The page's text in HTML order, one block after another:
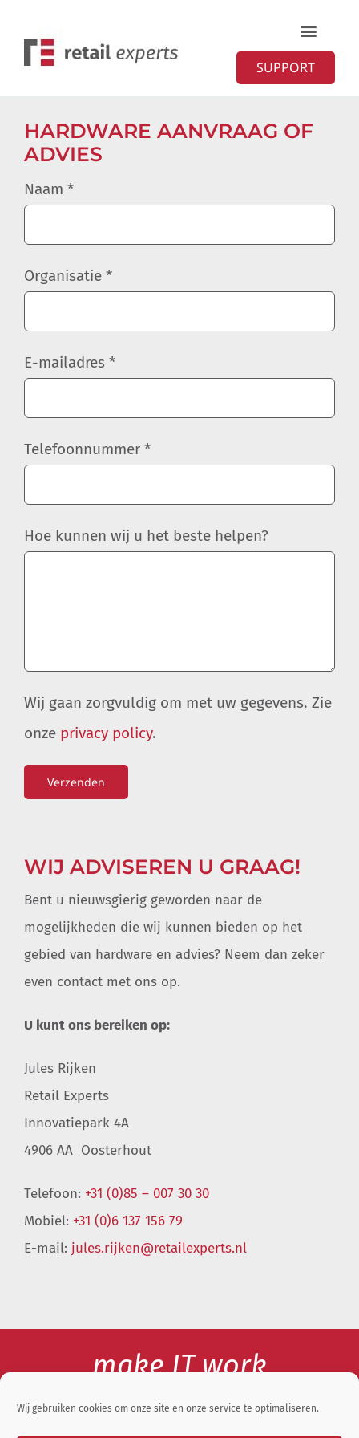
Wij gebruiken cookies om onze site en onze service te optimaliseren.
naar
Toggle
Diensten
Organisatie
SUPPORT
HARDWARE AANVRAAG OF
ADVIES
Naam *
Organisatie *
E-mailadres *
Telefoonnummer *
Hoe kunnen wij u het beste helpen?
Wij gaan zorgvuldig om met uw gegevens. Zie
onze privacy policy.
WIJ ADVISEREN U GRAAG!
Bent u nieuwsgierig geworden naar de
mogelijkheden die wij kunnen bieden op het
gebied van hardware en advies? Neem dan zeker
even contact met ons op.
U kunt ons bereiken op:
Jules Rijken
Retail Experts
Innovatiepark 4A
4906 AA Oosterhout
Telefoon: +31 (0)85 – 007 30 30
Mobiel: +31 (0)6 137 156 79
E-mail: jules.rijken@retailexperts.nl
make IT work